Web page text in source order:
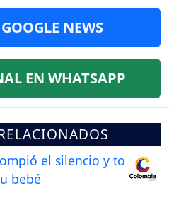
NEWS
EN WHATSAPP